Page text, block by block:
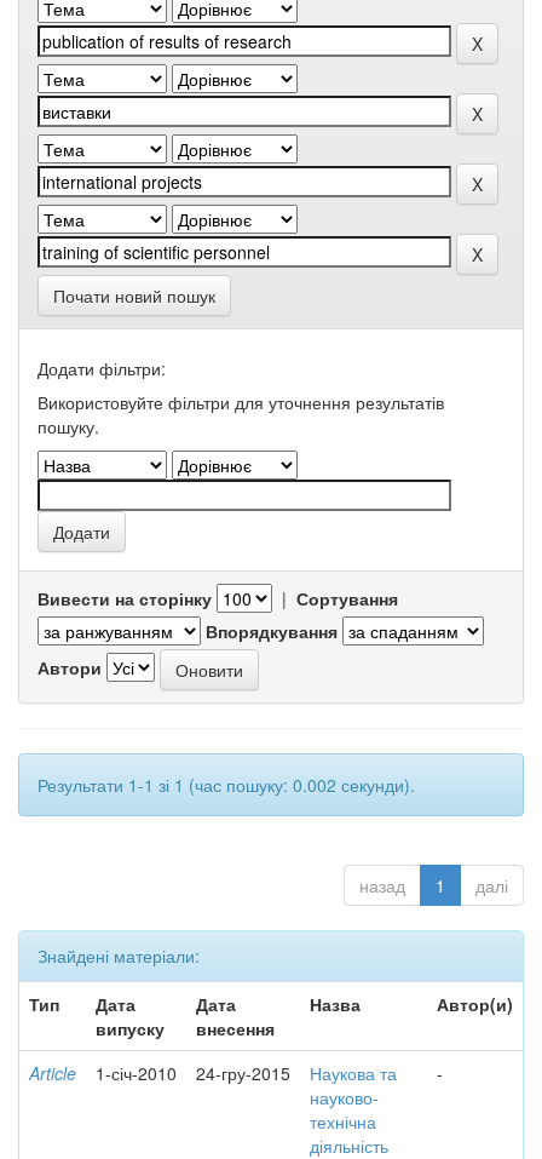
Почати новий пошук
Додати фільтри:
Використовуйте фільтри для уточнення результатів
пошуку.
Вивести на сторінку | Сортування
Впорядкування
Автори
Результати 1-1 зі 1 (час пошуку: 0.002 секунди).
назад 1 далі
Знайдені матеріали:
Тип
Дата
випуску
Дата
внесення
Назва Автор(и)
Article 1-січ-2010 24-гру-2015
Наукова та
науково-
технічна
діяльність
-